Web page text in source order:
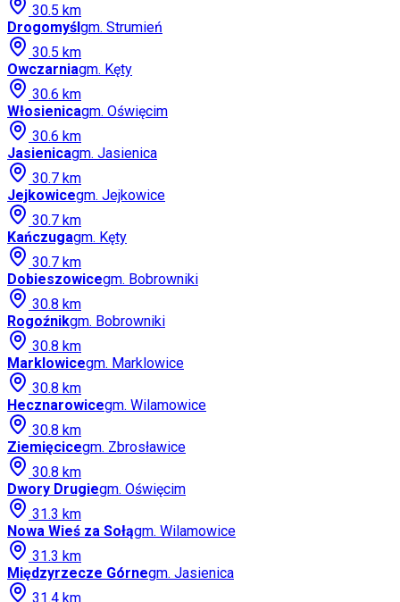
30.5 km
Drogomyślgm. Strumień
30.5 km
Owczarniagm. Kęty
30.6 km
Włosienicagm. Oświęcim
30.6 km
Jasienicagm. Jasienica
30.7 km
Jejkowicegm. Jejkowice
30.7 km
Kańczugagm. Kęty
30.7 km
Dobieszowicegm. Bobrowniki
30.8 km
Rogoźnikgm. Bobrowniki
30.8 km
Marklowicegm. Marklowice
30.8 km
Hecznarowicegm. Wilamowice
30.8 km
Ziemięcicegm. Zbrosławice
30.8 km
Dwory Drugiegm. Oświęcim
31.3 km
Nowa Wieś za Sołągm. Wilamowice
31.3 km
Międzyrzecze Górnegm. Jasienica
31.4 km